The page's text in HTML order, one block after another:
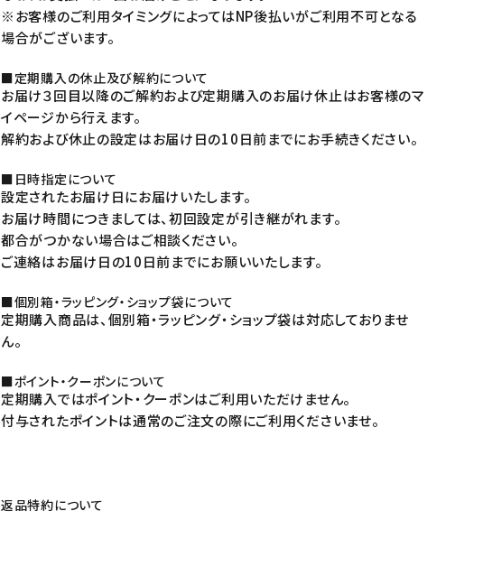
※お客様のご利用タイミングによってはNP後払いがご利用不可となる
場合がございます。
■定期購入の休止及び解約について
お届け３回目以降のご解約および定期購入のお届け休止はお客様のマ
イページから行えます。
解約および休止の設定はお届け日の10日前までにお手続きください。
■日時指定について
設定されたお届け日にお届けいたします。
お届け時間につきましては、初回設定が引き継がれます。
都合がつかない場合はご相談ください。
ご連絡はお届け日の10日前までにお願いいたします。
■個別箱・ラッピング・ショップ袋について
定期購入商品は、個別箱・ラッピング・ショップ袋は対応しておりませ
ん。
■ポイント・クーポンについて
定期購入ではポイント・クーポンはご利用いただけません。
付与されたポイントは通常のご注文の際にご利用くださいませ。
返品特約について